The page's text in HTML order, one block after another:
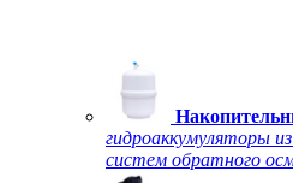
гидроаккумуляторы
систем обратного